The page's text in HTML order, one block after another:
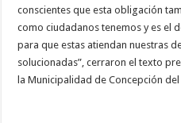
conscientes que esta obligación
como ciudadanos tenemos y es el
para que estas atiendan nuestras
solucionadas”, cerraron el texto
la Municipalidad de Concepción